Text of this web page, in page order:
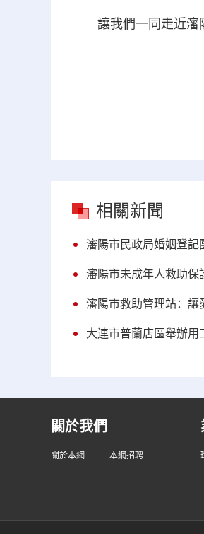
讓我們一同走近瀋陽
相關新聞
瀋陽市民政局婚姻登記
瀋陽市未成年人救助保
瀋陽市救助管理站：讓
大連市普蘭店區舉辦用
關於我們
關於本網 本網招聘